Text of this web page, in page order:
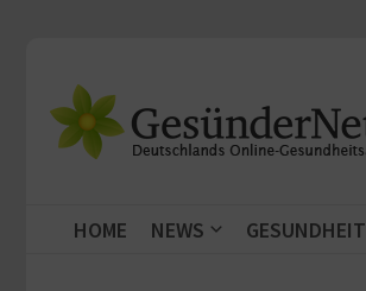
HOME NEWS GESUNDHEIT